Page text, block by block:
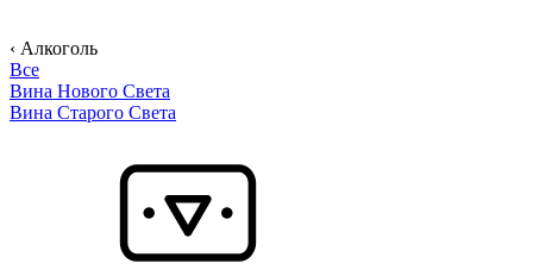
‹ Алкоголь
Все
Вина Нового Света
Вина Старого Света